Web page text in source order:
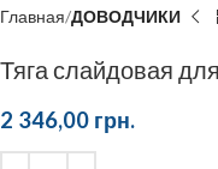
Главная ДОВОДЧИКИ
Тяга слайдовая
2 346,00 грн.